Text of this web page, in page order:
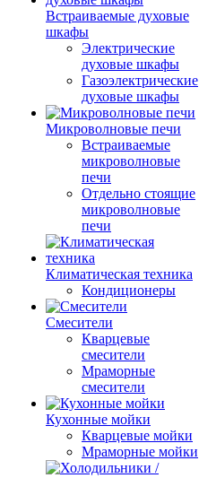
Встраиваемые духовые
шкафы
Электрические
духовые шкафы
Газоэлектрические
духовые шкафы
Микроволновые печи
Встраиваемые
микроволновые
печи
Отдельно стоящие
микроволновые
печи
Климатическая техника
Кондиционеры
Смесители
Кварцевые
смесители
Мраморные
смесители
Кухонные мойки
Кварцевые мойки
Мраморные мойки